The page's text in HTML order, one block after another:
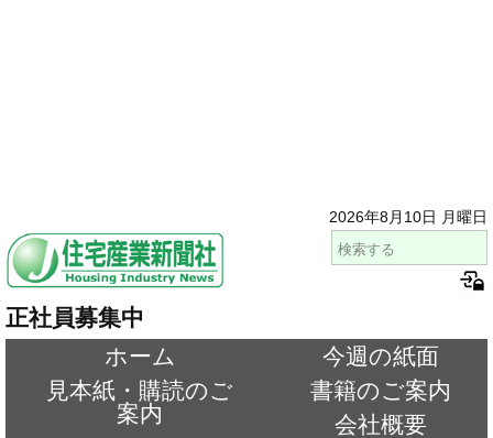
2026年8月10日 月曜日
正社員募集中
ホーム
今週の紙面
見本紙・購読のご
案内
書籍のご案内
会社概要